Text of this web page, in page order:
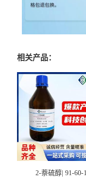
相关产品：
2-萘硫醇| 91-60-1